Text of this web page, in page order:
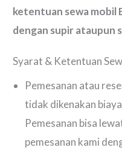
ketentuan sewa mobil
dengan supir ataupun
Syarat & Ketentuan
Pemesanan atau
tidak dikenakan
Pemesanan bisa
pemesanan kami